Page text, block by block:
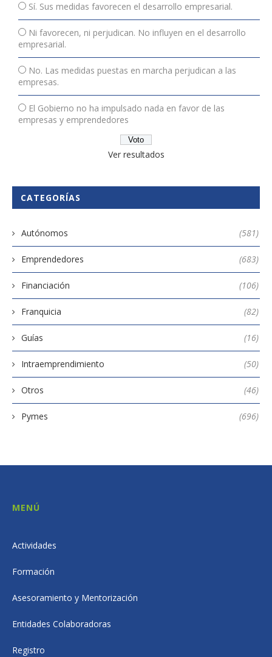
Sí. Sus medidas favorecen el desarrollo empresarial.
Ni favorecen, ni perjudican. No influyen en el desarrollo
empresarial.
No. Las medidas puestas en marcha perjudican a las
empresas.
El Gobierno no ha impulsado nada en favor de las
empresas y emprendedores
Ver resultados
CATEGORÍAS
Autónomos (581)
Emprendedores (683)
Financiación (106)
Franquicia (82)
Guías (16)
Intraemprendimiento (50)
Otros (46)
Pymes (696)
MENÚ
Actividades
Formación
Asesoramiento y Mentorización
Entidades Colaboradoras
Registro